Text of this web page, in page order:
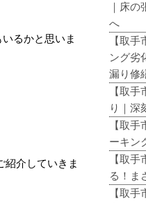
るかと思いま
介していきま
｜床
へ
【取
ング劣
漏り修
【取
り｜深
【取
ーキン
【取
る！ま
【取